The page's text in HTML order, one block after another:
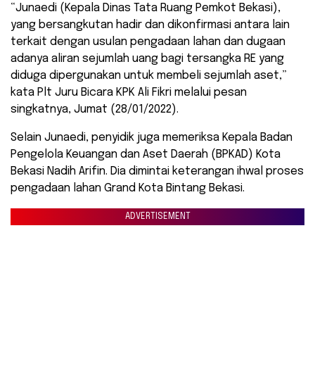
“Junaedi (Kepala Dinas Tata Ruang Pemkot Bekasi),
yang bersangkutan hadir dan dikonfirmasi antara lain
terkait dengan usulan pengadaan lahan dan dugaan
adanya aliran sejumlah uang bagi tersangka RE yang
diduga dipergunakan untuk membeli sejumlah aset,”
kata Plt Juru Bicara KPK Ali Fikri melalui pesan
singkatnya, Jumat (28/01/2022).
Selain Junaedi, penyidik juga memeriksa Kepala Badan
Pengelola Keuangan dan Aset Daerah (BPKAD) Kota
Bekasi Nadih Arifin. Dia dimintai keterangan ihwal proses
pengadaan lahan Grand Kota Bintang Bekasi.
ADVERTISEMENT